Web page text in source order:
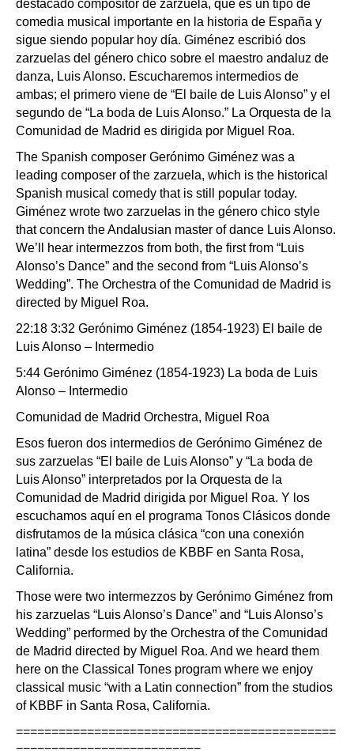
destacado compositor de zarzuela, que es un tipo de
comedia musical importante en la historia de España y
sigue siendo popular hoy día. Giménez escribió dos
zarzuelas del género chico sobre el maestro andaluz de
danza, Luis Alonso. Escucharemos intermedios de
ambas; el primero viene de “El baile de Luis Alonso” y el
segundo de “La boda de Luis Alonso.” La Orquesta de la
Comunidad de Madrid es dirigida por Miguel Roa.
The Spanish composer Gerónimo Giménez was a
leading composer of the zarzuela, which is the historical
Spanish musical comedy that is still popular today.
Giménez wrote two zarzuelas in the género chico style
that concern the Andalusian master of dance Luis Alonso.
We’ll hear intermezzos from both, the first from “Luis
Alonso’s Dance” and the second from “Luis Alonso’s
Wedding”. The Orchestra of the Comunidad de Madrid is
directed by Miguel Roa.
22:18 3:32 Gerónimo Giménez (1854-1923) El baile de
Luis Alonso – Intermedio
5:44 Gerónimo Giménez (1854-1923) La boda de Luis
Alonso – Intermedio
Comunidad de Madrid Orchestra, Miguel Roa
Esos fueron dos intermedios de Gerónimo Giménez de
sus zarzuelas “El baile de Luis Alonso” y “La boda de
Luis Alonso” interpretados por la Orquesta de la
Comunidad de Madrid dirigida por Miguel Roa. Y los
escuchamos aquí en el programa Tonos Clásicos donde
disfrutamos de la música clásica “con una conexión
latina” desde los estudios de KBBF en Santa Rosa,
California.
Those were two intermezzos by Gerónimo Giménez from
his zarzuelas “Luis Alonso’s Dance” and “Luis Alonso’s
Wedding” performed by the Orchestra of the Comunidad
de Madrid directed by Miguel Roa. And we heard them
here on the Classical Tones program where we enjoy
classical music “with a Latin connection” from the studios
of KBBF in Santa Rosa, California.
=============================================